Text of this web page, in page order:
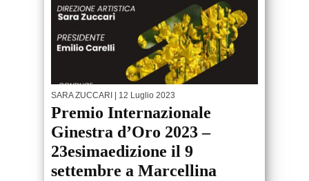
SARA ZUCCARI | 12 Luglio 2023
Premio Internazionale
Ginestra d’Oro 2023 –
23esimaedizione il 9
settembre a Marcellina